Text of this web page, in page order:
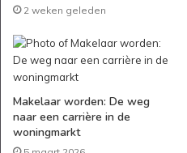
2 weken geleden
Makelaar worden: De weg
naar een carrière in de
woningmarkt